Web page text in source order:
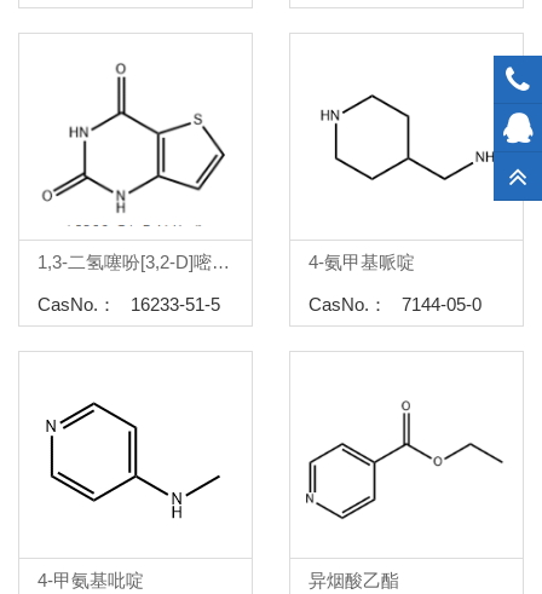
1,3-二氢噻吩[3,2-D]嘧啶-2,4-二酮
CasNo.： 16233-51-5
4-氨甲基哌啶
CasNo.： 7144-05-0
4-甲氨基吡啶 异烟酸乙酯